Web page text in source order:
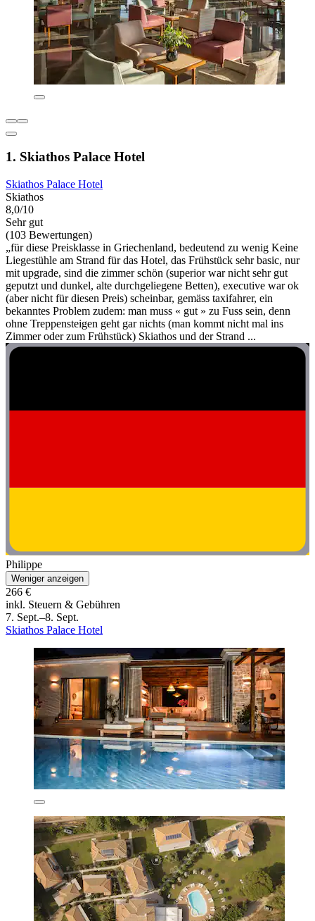
1. Skiathos Palace Hotel
Skiathos Palace Hotel
Skiathos
8,0/10
Sehr gut
(103 Bewertungen)
„für diese Preisklasse in Griechenland, bedeutend zu wenig Keine
Liegestühle am Strand für das Hotel, das Frühstück sehr basic, nur
mit upgrade, sind die zimmer schön (superior war nicht sehr gut
geputzt und dunkel, alte durchgeliegene Betten), executive war ok
(aber nicht für diesen Preis) scheinbar, gemäss taxifahrer, ein
bekanntes Problem zudem: man muss « gut » zu Fuss sein, denn
ohne Treppensteigen geht gar nichts (man kommt nicht mal ins
Zimmer oder zum Frühstück) Skiathos und der Strand ...
Philippe
Weniger anzeigen
266 €
inkl. Steuern & Gebühren
7. Sept.–8. Sept.
Skiathos Palace Hotel